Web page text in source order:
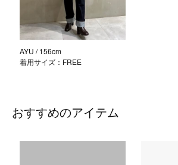
AYU / 156cm
着用サイズ：FREE
おすすめのアイテム